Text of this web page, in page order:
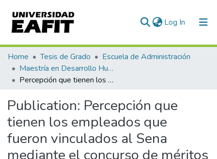
Log In (current)
Communities & Collections
All of DSpace
Home Tesis de Grado
Escuela de Administración
Maestría en Desarrollo Humano Organizacional (tesis)
Percepción que tienen los empleados que fueron vinculados al Sena mediante el concurso de méritos y los que fueron vinculados mediante otro proceso, sobre la implementación y disposiciones de los concursos de méritos
Publication: Percepción que
tienen los empleados que
fueron vinculados al Sena
mediante el concurso de méritos